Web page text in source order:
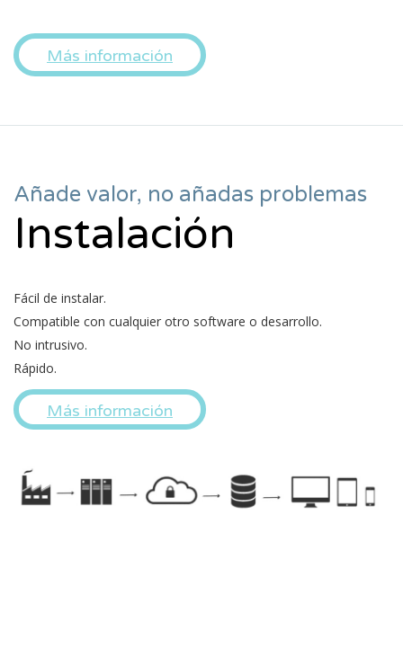
Más información
Añade valor, no añadas problemas
Instalación
Fácil de instalar.
Compatible con cualquier otro software o desarrollo.
No intrusivo.
Rápido.
Más información